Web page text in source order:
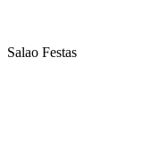
Salao Festas